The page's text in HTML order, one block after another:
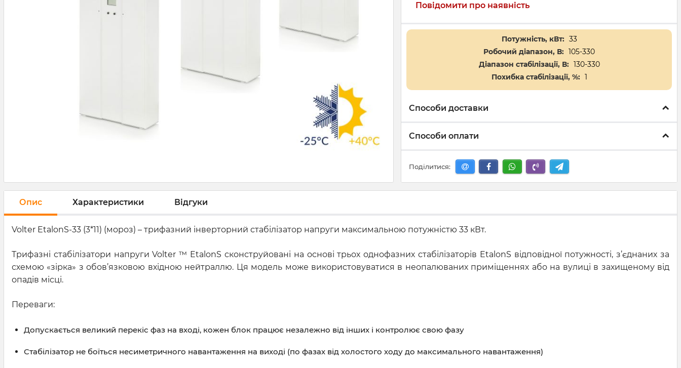
Повідомити про наявність
Потужність, кВт: 33
Робочий діапазон, В: 105-330
Діапазон стабілізації, В: 130-330
Похибка стабілізації, %: 1
Способи доставки
Способи оплати
Поділитися:
Опис Характеристики Відгуки
Volter EtalonS-33 (3*11) (мороз) – трифазний інверторний стабілізатор напруги максимальною потужністю 33 кВт.
Трифазні стабілізатори напруги Volter ™ EtalonS сконструйовані на основі трьох однофазних стабілізаторів EtalonS відповідної потужності, з’єднаних за
схемою «зірка» з обов’язковою вхідною нейтраллю. Ця модель може використовуватися в неопалюваних приміщеннях або на вулиці в захищеному від
опадів місці.
Переваги:
Допускається великий перекіс фаз на вході, кожен блок працює незалежно від інших і контролює свою фазу
Стабілізатор не боїться несиметричного навантаження на виході (по фазах від холостого ходу до максимального навантаження)